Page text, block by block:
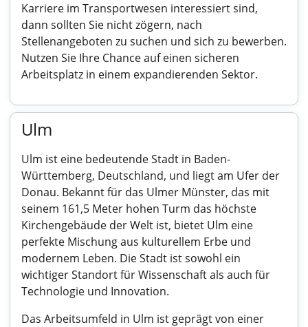
Karriere im Transportwesen interessiert sind,
dann sollten Sie nicht zögern, nach
Stellenangeboten zu suchen und sich zu bewerben.
Nutzen Sie Ihre Chance auf einen sicheren
Arbeitsplatz in einem expandierenden Sektor.
Ulm
Ulm ist eine bedeutende Stadt in Baden-
Württemberg, Deutschland, und liegt am Ufer der
Donau. Bekannt für das Ulmer Münster, das mit
seinem 161,5 Meter hohen Turm das höchste
Kirchengebäude der Welt ist, bietet Ulm eine
perfekte Mischung aus kulturellem Erbe und
modernem Leben. Die Stadt ist sowohl ein
wichtiger Standort für Wissenschaft als auch für
Technologie und Innovation.
Das Arbeitsumfeld in Ulm ist geprägt von einer